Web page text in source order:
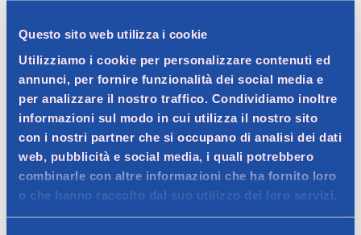
Questo sito web utilizza i cookie
Utilizziamo i cookie per personalizzare contenuti ed
annunci, per fornire funzionalità dei social media e
per analizzare il nostro traffico. Condividiamo inoltre
informazioni sul modo in cui utilizza il nostro sito
con i nostri partner che si occupano di analisi dei dati
web, pubblicità e social media, i quali potrebbero
combinarle con altre informazioni che ha fornito loro
o che hanno raccolto dal suo utilizzo dei loro servizi.
Dettagli prodotto
Descrizione
Lip gloss effetto vetro con finish brillante e texture
confortevole. Colore: rosa tenue.
Contatto del produttore
Dettagli
Il lip gloss Thrill Seeker Glassy Gloss 100 Sweet Escape di
Rimmel London dona alle labbra un finish luminoso e ultra
Ingredienti